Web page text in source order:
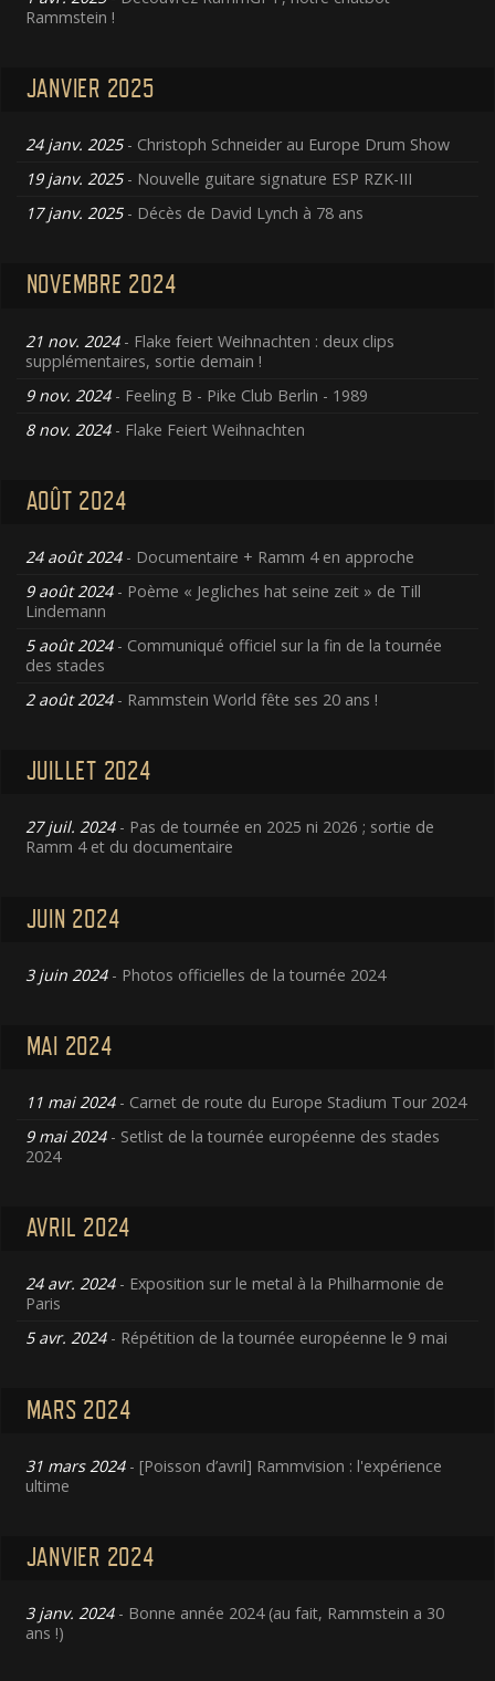
Rammstein !
JANVIER 2025
24 janv. 2025- Christoph Schneider au Europe Drum Show
19 janv. 2025- Nouvelle guitare signature ESP RZK-III
17 janv. 2025- Décès de David Lynch à 78 ans
NOVEMBRE 2024
21 nov. 2024- Flake feiert Weihnachten : deux clips
supplémentaires, sortie demain !
9 nov. 2024- Feeling B - Pike Club Berlin - 1989
8 nov. 2024- Flake Feiert Weihnachten
AOÛT 2024
24 août 2024- Documentaire + Ramm 4 en approche
9 août 2024- Poème « Jegliches hat seine zeit » de Till
Lindemann
5 août 2024- Communiqué officiel sur la fin de la tournée
des stades
2 août 2024- Rammstein World fête ses 20 ans !
JUILLET 2024
27 juil. 2024- Pas de tournée en 2025 ni 2026 ; sortie de
Ramm 4 et du documentaire
JUIN 2024
3 juin 2024- Photos officielles de la tournée 2024
MAI 2024
11 mai 2024- Carnet de route du Europe Stadium Tour 2024
9 mai 2024- Setlist de la tournée européenne des stades
2024
AVRIL 2024
24 avr. 2024- Exposition sur le metal à la Philharmonie de
Paris
5 avr. 2024- Répétition de la tournée européenne le 9 mai
MARS 2024
31 mars 2024- [Poisson d’avril] Rammvision : l'expérience
ultime
JANVIER 2024
3 janv. 2024- Bonne année 2024 (au fait, Rammstein a 30
ans !)